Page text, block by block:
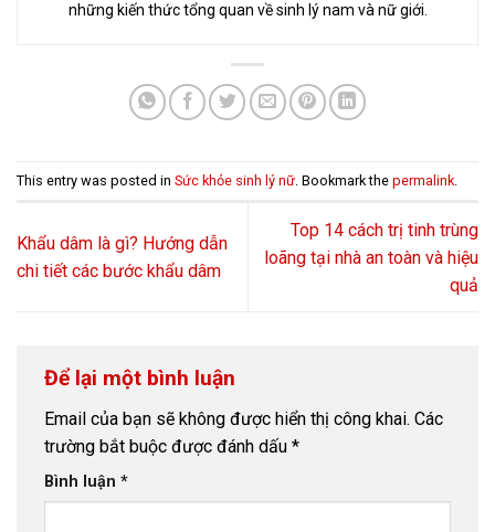
những kiến thức tổng quan về sinh lý nam và nữ giới.
This entry was posted in Sức khỏe sinh lý nữ . Bookmark the permalink
Khẩu dâm là gì? Hướng dẫn
chi tiết các bước khẩu dâm
Top 14 cách trị tinh trùng
loãng tại nhà an toàn và hiệu
quả
Để lại một bình luận
Email của bạn sẽ không được hiển thị công khai. Các
trường bắt buộc được đánh dấu *
Bình luận *